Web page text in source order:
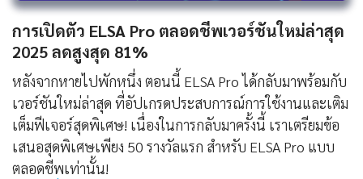
การเปิดตัว ELSA Pro ตลอดชีพเวอร์ชันใหม่ล่าสุด
2025 ลดสูงสุด 81%
หลังจากหายไปพักหนึ่ง ตอนนี้ ELSA Pro ได้กลับมาพร้อมกับ
เวอร์ชันใหม่ล่าสุด ที่อัปเกรดประสบการณ์การใช้งานและเติม
เต็มฟีเจอร์สุดพิเศษ! เนื่องในการกลับมาครั้งนี้ เราเตรียมข้อ
เสนอสุดพิเศษเพียง 50 รางวัลแรก สำหรับ ELSA Pro แบบ
ตลอดชีพเท่านั้น!